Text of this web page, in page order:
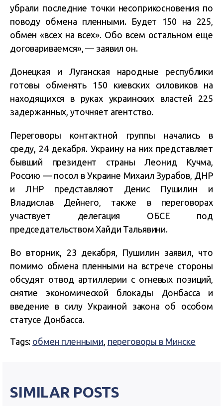
убрали последние точки несоприкосновения по
поводу обмена пленными. Будет 150 на 225,
обмен «всех на всех». Обо всем остальном еще
договариваемся», — заявил он.
Донецкая и Луганская народные республики
готовы обменять 150 киевских силовиков на
находящихся в руках украинских властей 225
задержанных, уточняет агентство.
Переговоры контактной группы начались в
среду, 24 декабря. Украину на них представляет
бывший президент страны Леонид Кучма,
Россию — посол в Украине Михаил Зурабов, ДНР
и ЛНР представляют Денис Пушилин и
Владислав Дейнего, также в переговорах
участвует делегация ОБСЕ под
председательством Хайди Тальявини.
Во вторник, 23 декабря, Пушилин заявил, что
помимо обмена пленными на встрече стороны
обсудят отвод артиллерии с огневых позиций,
снятие экономической блокады Донбасса и
введение в силу Украиной закона об особом
статусе Донбасса.
Tags: обмен пленными, переговоры в Минске
SIMILAR POSTS